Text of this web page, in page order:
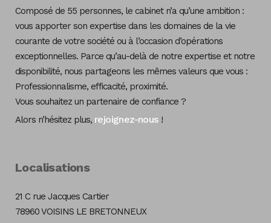
Composé de 55 personnes, le cabinet n’a qu’une ambition :
vous apporter son expertise dans les domaines de la vie
courante de votre société ou à l’occasion d’opérations
exceptionnelles. Parce qu’au-delà de notre expertise et notre
disponibilité, nous partageons les mêmes valeurs que vous :
Professionnalisme, efficacité, proximité.
Vous souhaitez un partenaire de confiance ?
Alors n’hésitez plus, rejoignez-nous!
Localisations
21 C rue Jacques Cartier
78960 VOISINS LE BRETONNEUX